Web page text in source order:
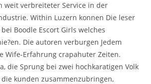
weit verbreiteter Service in der
Within Luzern konnen Die leser
Boodle Escort Girls welches
Die autoren verburgen Jedem
Wife-Erfahrung crapahuter Zeiten.
die Sprung bei zwei hochkaratigen Volk
kunden zusammenzubringen,